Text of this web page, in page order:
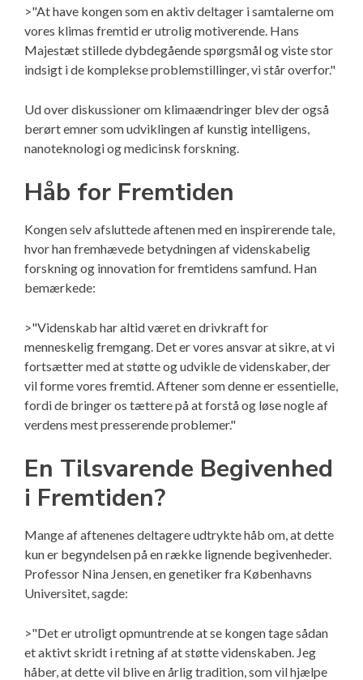
>"At have kongen som en aktiv deltager i samtalerne om
vores klimas fremtid er utrolig motiverende. Hans
Majestæt stillede dybdegående spørgsmål og viste stor
indsigt i de komplekse problemstillinger, vi står overfor."
Ud over diskussioner om klimaændringer blev der også
berørt emner som udviklingen af kunstig intelligens,
nanoteknologi og medicinsk forskning.
Håb for Fremtiden
Kongen selv afsluttede aftenen med en inspirerende tale,
hvor han fremhævede betydningen af videnskabelig
forskning og innovation for fremtidens samfund. Han
bemærkede:
>"Videnskab har altid været en drivkraft for
menneskelig fremgang. Det er vores ansvar at sikre, at vi
fortsætter med at støtte og udvikle de videnskaber, der
vil forme vores fremtid. Aftener som denne er essentielle,
fordi de bringer os tættere på at forstå og løse nogle af
verdens mest presserende problemer."
En Tilsvarende Begivenhed
i Fremtiden?
Mange af aftenenes deltagere udtrykte håb om, at dette
kun er begyndelsen på en række lignende begivenheder.
Professor Nina Jensen, en genetiker fra Københavns
Universitet, sagde:
>"Det er utroligt opmuntrende at se kongen tage sådan
et aktivt skridt i retning af at støtte videnskaben. Jeg
håber, at dette vil blive en årlig tradition, som vil hjælpe